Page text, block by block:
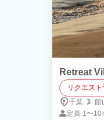
Retreat
リクエスト
千葉
館
定員 1〜10